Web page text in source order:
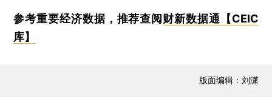
参考重要经济数据，推荐查阅财新数据通【CEIC
库】
版面编辑：刘潇